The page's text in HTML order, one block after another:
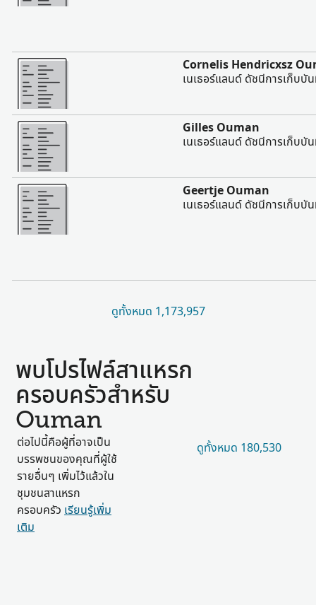
มากขึ้น
Cornelis Hendricxsz
เนเธอร์แลนด์ ดัชนีการเก็บ
มากขึ้น
Gilles Ouman
เนเธอร์แลนด์ ดัชนีการเก็บ
มากขึ้น
Geertje Ouman
เนเธอร์แลนด์ ดัชนีการเก็บ
ดูทั้งหมด 1,173,957
พบโปรไฟล์สาแหรก
ครอบครัวสำหรับ
Ouman
ต่อไปนี้คือผู้ที่อาจเป็น
บรรพชนของคุณที่ผู้ใช้
รายอื่นๆ เพิ่มไว้แล้วใน
ชุมชนสาแหรก
ครอบครัว เรียนรู้เพิ่ม
เติม
ดูทั้งหมด 180,530